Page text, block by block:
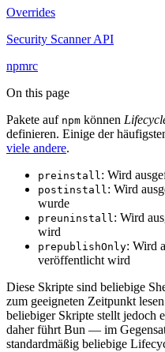
Overrides
Security Scanner API
npmrc
On this page
Pakete auf npm können
definieren. Einige der
viele andere.
preinstall: Wird
postinstall: Wird
wurde
preuninstall: Wird
wird
prepublishOnly: Wird
veröffentlicht wird
Diese Skripte sind beliebige
zum geeigneten Zeitpunkt
beliebiger Skripte stellt jedoch
daher führt Bun — im
standardmäßig beliebige